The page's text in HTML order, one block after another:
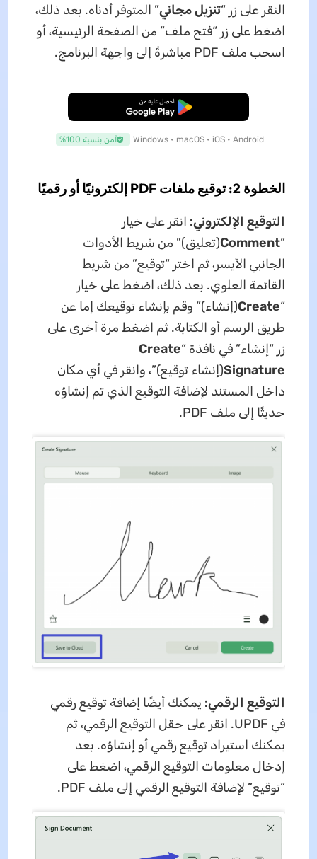
النقر على زر “تنزيل مجاني” المتوفر أدناه. بعد ذلك،
اضغط على زر “فتح ملف” من الصفحة الرئيسية، أو
اسحب ملف PDF مباشرةً إلى واجهة البرنامج.
تنزيل مجاني
Windows • macOS • iOS • Android آمن بنسبة 100%
الخطوة 2: توقيع ملفات PDF إلكترونيًا أو رقميًا
التوقيع الإلكتروني: انقر على خيار
“
Comment(تعليق)” من شريط الأدوات
الجانبي الأيسر، ثم اختر “توقيع” من شريط
القائمة العلوي. بعد ذلك، اضغط على خيار
“
Create(إنشاء)” وقم بإنشاء توقيعك إما عن
طريق الرسم أو الكتابة. ثم اضغط مرة أخرى على
زر “إنشاء” في نافذة “Create
Signature(إنشاء توقيع)”، وانقر في أي مكان
داخل المستند لإضافة التوقيع الذي تم إنشاؤه
حديثًا إلى ملف PDF.
التوقيع الرقمي: يمكنك أيضًا إضافة توقيع رقمي
في UPDF. انقر على حقل التوقيع الرقمي، ثم
يمكنك استيراد توقيع رقمي أو إنشاؤه. بعد
إدخال معلومات التوقيع الرقمي، اضغط على
“توقيع” لإضافة التوقيع الرقمي إلى ملف PDF.